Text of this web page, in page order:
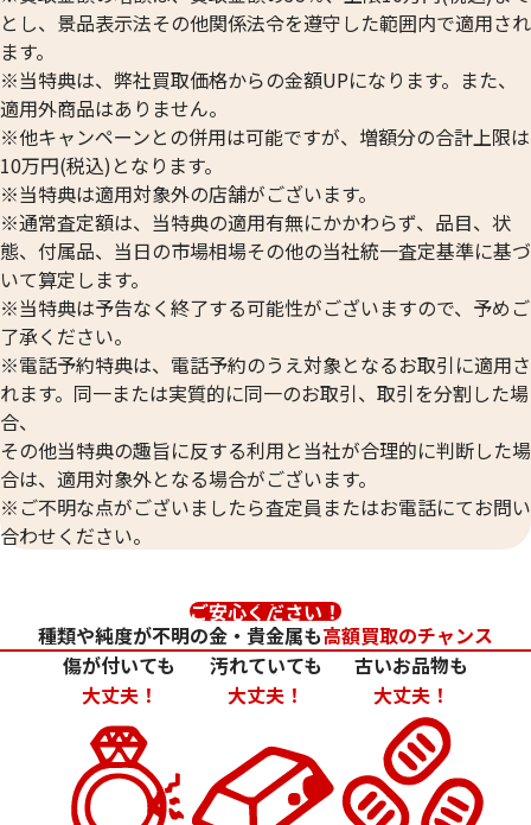
24金 (K24) カレンダー 新星工業 戌
2g
参考買取価格
59,500 円
24金 (K24) カレ
2g
参考買取価格
59,500円
24金 (K24) カレンダー 新星工業 亥
24金 (K24) カレン
1.5g
とし、景品表示法その他関係法令を遵守した範囲内で適用され
ます。
※当特典は、弊社買取価格からの金額UPになります。また、
適用外商品はありません。
※他キャンペーンとの併用は可能ですが、増額分の合計上限は
10万円(税込)となります。
※当特典は適用対象外の店舗がございます。
※通常査定額は、当特典の適用有無にかかわらず、品目、状
態、付属品、当日の市場相場その他の当社統一査定基準に基づ
いて算定します。
※当特典は予告なく終了する可能性がございますので、予めご
了承ください。
※電話予約特典は、電話予約のうえ対象となるお取引に適用さ
れます。同一または実質的に同一のお取引、取引を分割した場
合、
その他当特典の趣旨に反する利用と当社が合理的に判断した場
合は、適用対象外となる場合がございます。
※ご不明な点がございましたら査定員またはお電話にてお問い
合わせください。
ご安心ください！
種類や純度が不明の金・貴金属も高額買取のチャンス
傷が付いても
大丈夫！
汚れていても
大丈夫！
古いお品物も
大丈夫！